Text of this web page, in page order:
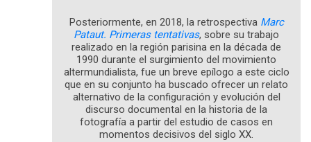
Posteriormente, en 2018, la retrospectiva Marc
Pataut. Primeras tentativas, sobre su trabajo
realizado en la región parisina en la década de
1990 durante el surgimiento del movimiento
altermundialista, fue un breve epílogo a este ciclo
que en su conjunto ha buscado ofrecer un relato
alternativo de la configuración y evolución del
discurso documental en la historia de la
fotografía a partir del estudio de casos en
momentos decisivos del siglo XX.